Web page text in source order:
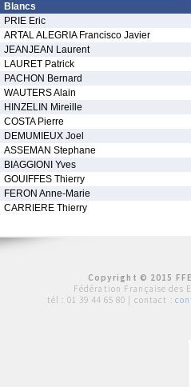
Blancs
PRIE Eric
ARTAL ALEGRIA Francisco Javier
JEANJEAN Laurent
LAURET Patrick
PACHON Bernard
WAUTERS Alain
HINZELIN Mireille
COSTA Pierre
DEMUMIEUX Joel
ASSEMAN Stephane
BIAGGIONI Yves
GOUIFFES Thierry
FERON Anne-Marie
CARRIERE Thierry
Copyright © 2015
Fédération Française des
tél : 01 39 44 65 80 | contact :